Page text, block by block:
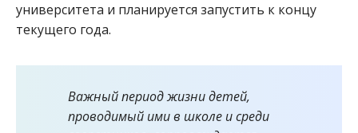
университета и планируется запустить к концу
текущего года.
Важный период жизни детей,
проводимый ими в школе и среди